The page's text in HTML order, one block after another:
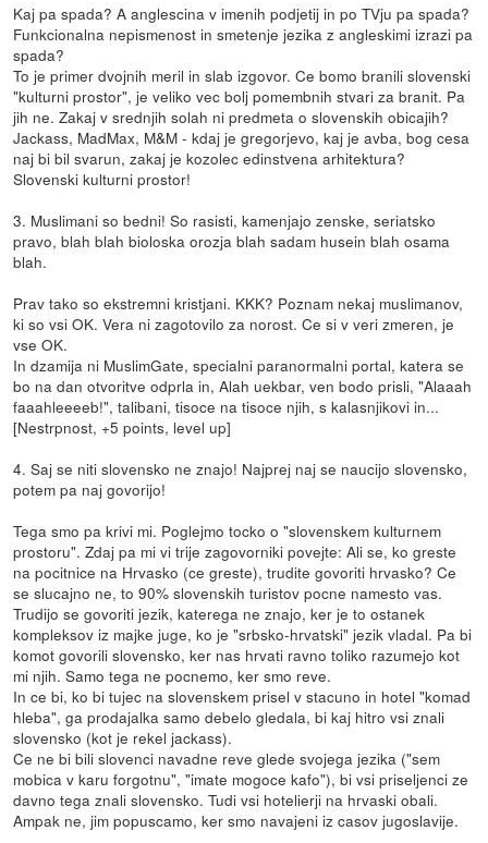
Kaj pa spada? A anglescina v imenih podjetij in po TVju pa spada?
Funkcionalna nepismenost in smetenje jezika z angleskimi izrazi pa
spada?
To je primer dvojnih meril in slab izgovor. Ce bomo branili slovenski
"kulturni prostor", je veliko vec bolj pomembnih stvari za branit. Pa
jih ne. Zakaj v srednjih solah ni predmeta o slovenskih obicajih?
Jackass, MadMax, M&M - kdaj je gregorjevo, kaj je avba, bog cesa
naj bi bil svarun, zakaj je kozolec edinstvena arhitektura?
Slovenski kulturni prostor!
3. Muslimani so bedni! So rasisti, kamenjajo zenske, seriatsko
pravo, blah blah bioloska orozja blah sadam husein blah osama
blah.
Prav tako so ekstremni kristjani. KKK? Poznam nekaj muslimanov,
ki so vsi OK. Vera ni zagotovilo za norost. Ce si v veri zmeren, je
vse OK.
In dzamija ni MuslimGate, specialni paranormalni portal, katera se
bo na dan otvoritve odprla in, Alah uekbar, ven bodo prisli, "Alaaah
faaahleeeeb!", talibani, tisoce na tisoce njih, s kalasnjikovi in...
[Nestrpnost, +5 points, level up]
4. Saj se niti slovensko ne znajo! Najprej naj se naucijo slovensko,
potem pa naj govorijo!
Tega smo pa krivi mi. Poglejmo tocko o "slovenskem kulturnem
prostoru". Zdaj pa mi vi trije zagovorniki povejte: Ali se, ko greste
na pocitnice na Hrvasko (ce greste), trudite govoriti hrvasko? Ce
se slucajno ne, to 90% slovenskih turistov pocne namesto vas.
Trudijo se govoriti jezik, katerega ne znajo, ker je to ostanek
kompleksov iz majke juge, ko je "srbsko-hrvatski" jezik vladal. Pa bi
komot govorili slovensko, ker nas hrvati ravno toliko razumejo kot
mi njih. Samo tega ne pocnemo, ker smo reve.
In ce bi, ko bi tujec na slovenskem prisel v stacuno in hotel "komad
hleba", ga prodajalka samo debelo gledala, bi kaj hitro vsi znali
slovensko (kot je rekel jackass).
Ce ne bi bili slovenci navadne reve glede svojega jezika ("sem
mobica v karu forgotnu", "imate mogoce kafo"), bi vsi priseljenci ze
davno tega znali slovensko. Tudi vsi hotelierji na hrvaski obali.
Ampak ne, jim popuscamo, ker smo navajeni iz casov jugoslavije.